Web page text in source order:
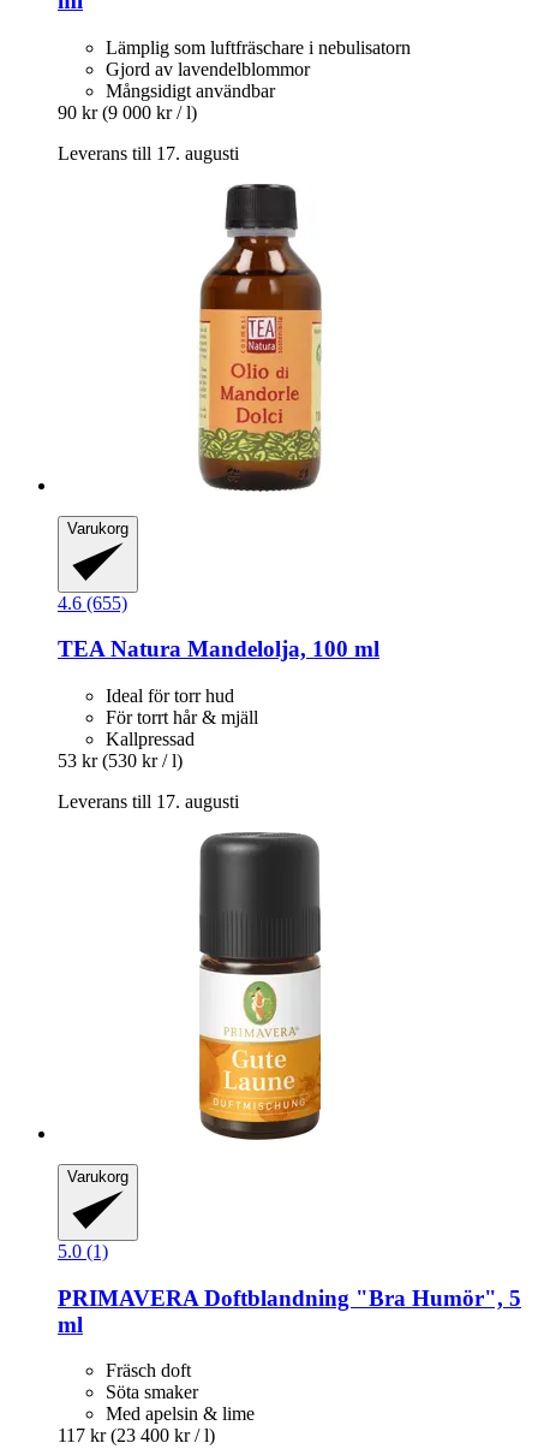
Lämplig som luftfräschare i nebulisatorn
Gjord av lavendelblommor
Mångsidigt användbar
90 kr (9 000 kr / l)
Leverans till 17. augusti
Varukorg
4.6 (655)
TEA Natura Mandelolja, 100 ml
Ideal för torr hud
För torrt hår & mjäll
Kallpressad
53 kr (530 kr / l)
Leverans till 17. augusti
Varukorg
5.0 (1)
PRIMAVERA Doftblandning "Bra Humör", 5
ml
Fräsch doft
Söta smaker
Med apelsin & lime
117 kr (23 400 kr / l)